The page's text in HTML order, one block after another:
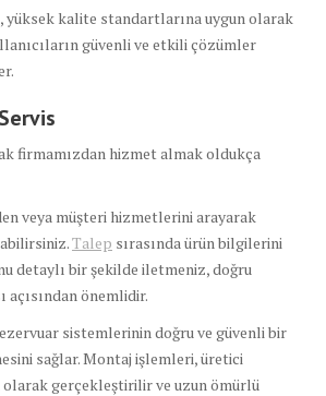
yüksek kalite standartlarına uygun olarak
güvenli ve etkili çözümler
firmamızdan hizmet almak oldukça
veya müşteri hizmetlerini arayarak
Talep sırasında ürün bilgilerini
detaylı bir şekilde iletmeniz, doğru
açısından önemlidir.
sistemlerinin doğru ve güvenli bir
sağlar. Montaj işlemleri, üretici
gerçekleştirilir ve uzun ömürlü